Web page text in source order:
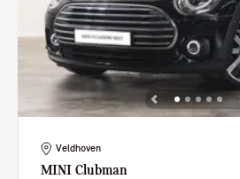
Veldhoven
MINI Clubman